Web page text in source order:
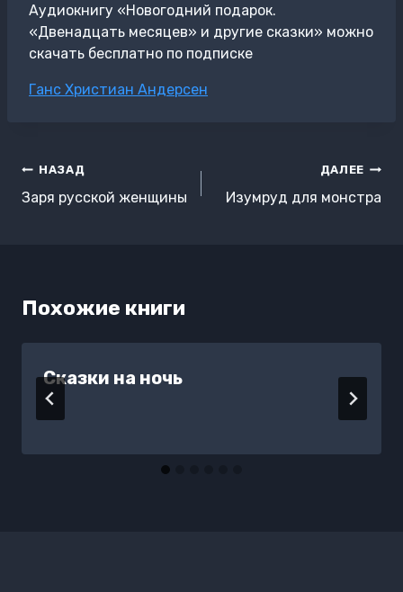
Аудиокнигу «Новогодний подарок.
«Двенадцать месяцев» и другие сказки» можно
скачать бесплатно по подписке
Метки
Ганс Христиан Андерсен
Навигация
по
НАЗАД
Заря русской женщины
ДАЛЕЕ
Изумруд для монстра
Похожие книги
Сказки на ночь